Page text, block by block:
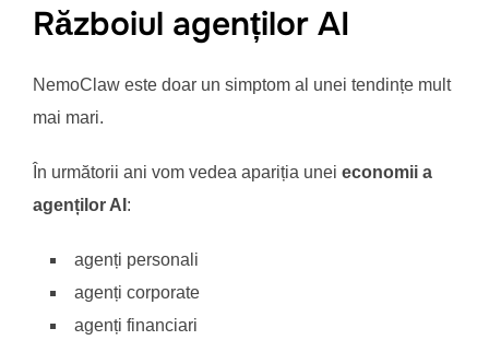
Războiul agenților AI
NemoClaw este doar un simptom al unei tendințe mult
mai mari.
În următorii ani vom vedea apariția unei economii a
agenților AI :
agenți personali
agenți corporate
agenți financiari